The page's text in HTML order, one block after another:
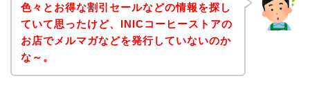
色々とお得な割引セールなどの情報を探し
ていて思ったけど、INICコーヒーストアの
お店でメルマガなどを発行していないのか
な～。